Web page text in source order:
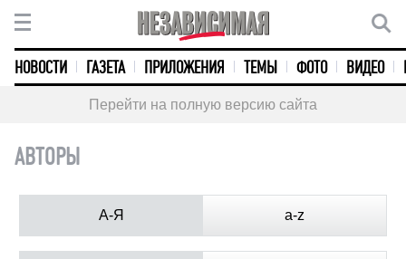
НОВОСТИ ГАЗЕТА ПРИЛОЖЕНИЯ ТЕМЫ ФОТО ВИДЕО
Перейти на полную версию сайта
АВТОРЫ
А-Я a-z